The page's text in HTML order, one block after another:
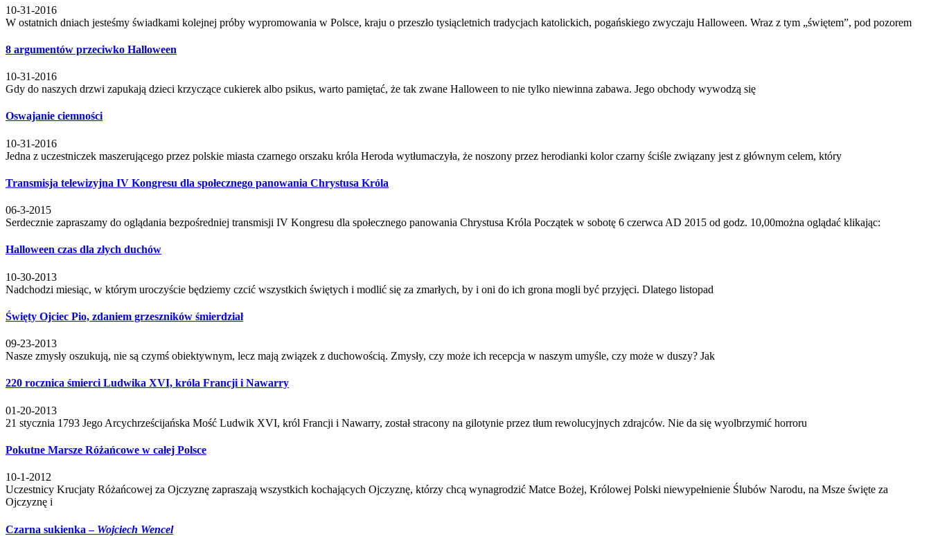
10-31-2016
W ostatnich dniach jesteśmy świadkami kolejnej próby wypromowania w Polsce, kraju o przeszło tysiącletnich tradycjach katolickich, pogańskiego zwyczaju Halloween. Wraz z tym „świętem”, pod pozorem
8 argumentów przeciwko Halloween
10-31-2016
Gdy do naszych drzwi zapukają dzieci krzyczące cukierek albo psikus, warto pamiętać, że tak zwane Halloween to nie tylko niewinna zabawa. Jego obchody wywodzą się
Oswajanie ciemności
10-31-2016
Jedna z uczestniczek maszerującego przez polskie miasta czarnego orszaku króla Heroda wytłumaczyła, że noszony przez herodianki kolor czarny ściśle związany jest z głównym celem, który
Transmisja telewizyjna IV Kongresu dla społecznego panowania Chrystusa Króla
06-3-2015
Serdecznie zapraszamy do oglądania bezpośredniej transmisji IV Kongresu dla społecznego panowania Chrystusa Króla Początek w sobotę 6 czerwca AD 2015 od godz. 10,00można oglądać klikając:
Halloween czas dla złych duchów
10-30-2013
Nadchodzi miesiąc, w którym uroczyście będziemy czcić wszystkich świętych i modlić się za zmarłych, by i oni do ich grona mogli być przyjęci. Dlatego listopad
Święty Ojciec Pio, zdaniem grzeszników śmierdział
09-23-2013
Nasze zmysły oszukują, nie są czymś obiektywnym, lecz mają związek z duchowością. Zmysły, czy może ich recepcja w naszym umyśle, czy może w duszy? Jak
220 rocznica śmierci Ludwika XVI, króla Francji i Nawarry
01-20-2013
21 stycznia 1793 Jego Arcychrześcijańska Mość Ludwik XVI, król Francji i Nawarry, został stracony na gilotynie przez tłum rewolucyjnych zdrajców. Nie da się wyolbrzymić horroru
Pokutne Marsze Różańcowe w całej Polsce
10-1-2012
Uczestnicy Krucjaty Różańcowej za Ojczyznę zapraszają wszystkich kochających Ojczyznę, którzy chcą wynagrodzić Matce Bożej, Królowej Polski niewypełnienie Ślubów Narodu, na Msze święte za
Ojczyznę i
Czarna sukienka – Wojciech Wencel